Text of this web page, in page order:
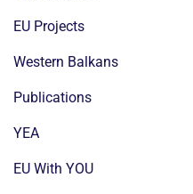
EU Projects
Western Balkans
Publications
YEA
EU With YOU